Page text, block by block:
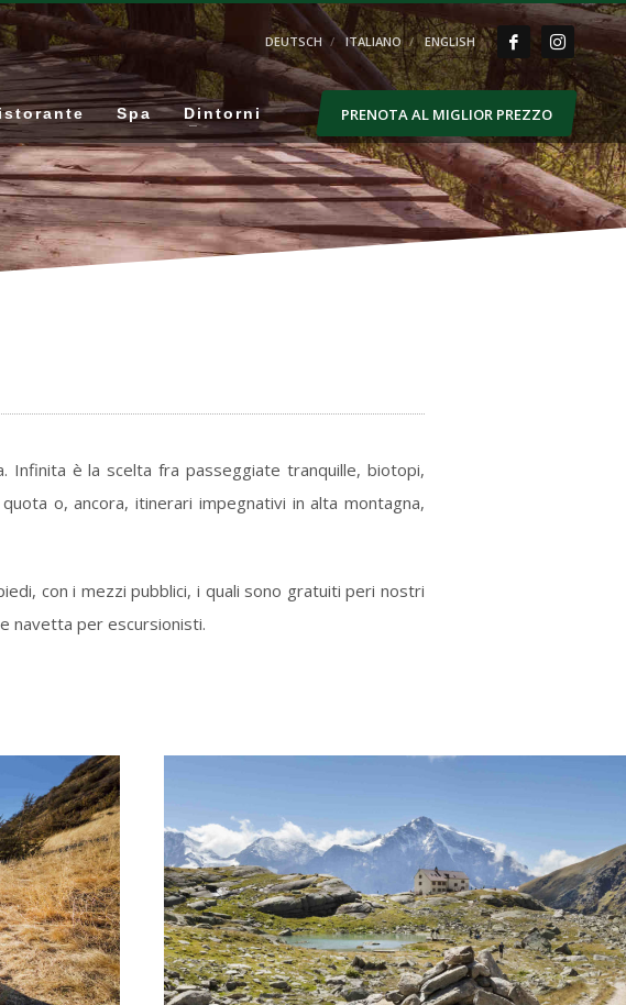
DEUTSCH ITALIANO ENGLISH
Spa Dintorni PRENOTA AL MIGLIOR PREZZO
Infinita è la scelta fra passeggiate tranquille, biotopi,
o, ancora, itinerari impegnativi in alta montagna,
con i mezzi pubblici, i quali sono gratuiti peri nostri
navetta per escursionisti.